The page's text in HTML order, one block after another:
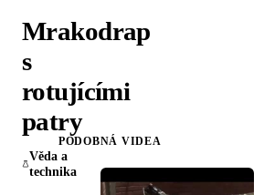
Mrakodrap
s
rotujícími
patry
Věda a
technika
PODOBNÁ VIDEA